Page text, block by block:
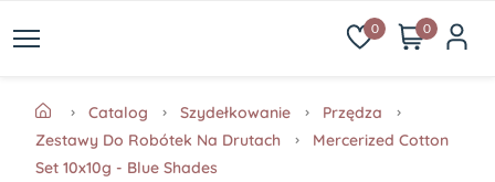
0 0
Catalog Szydełkowanie
Przędza
Zestawy Do Robótek Na Drutach
Mercerized Cotton
Set 10x10g - Blue Shades